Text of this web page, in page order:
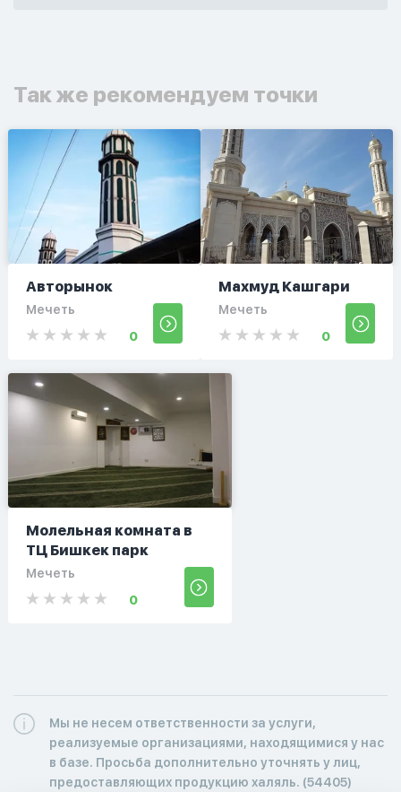
Так же рекомендуем точки
Авторынок
Мечеть
0
Махмуд Кашгари
Мечеть
0
Молельная комната в
ТЦ Бишкек парк
Мечеть
0
Мы не несем ответственности за услуги,
реализуемые организациями, находящимися у нас
в базе. Просьба дополнительно уточнять у лиц,
предоставляющих продукцию халяль. (54405)